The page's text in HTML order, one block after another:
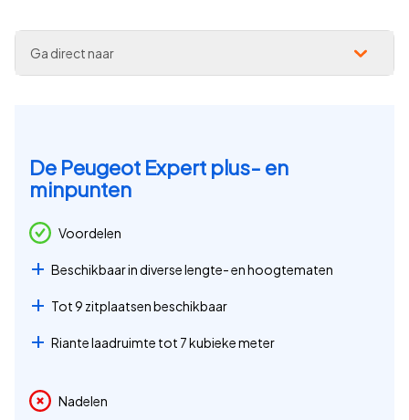
Ga direct naar
De Peugeot Expert plus- en
minpunten
Voordelen
Beschikbaar in diverse lengte- en hoogtematen
Tot 9 zitplaatsen beschikbaar
Riante laadruimte tot 7 kubieke meter
Nadelen